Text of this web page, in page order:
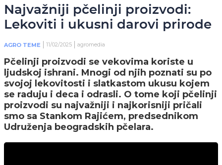
Najvažniji pčelinji proizvodi:
Lekoviti i ukusni darovi prirode
AGRO TEME 11/02/2025 agromedia
Pčelinji proizvodi se vekovima koriste u
ljudskoj ishrani. Mnogi od njih poznati su po
svojoj lekovitosti i slatkastom ukusu kojem
se raduju i deca i odrasli. O tome koji pčelinji
proizvodi su najvažniji i najkorisniji pričali
smo sa Stankom Rajićem, predsednikom
Udruženja beogradskih pčelara.